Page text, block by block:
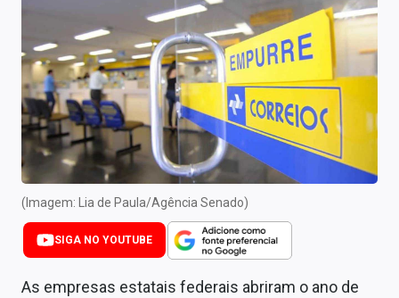
Cotações
Comprar ou vender?
Carteiras Recomendadas
Central de Dividendos
Central de Fundos Imobiliários
Central dos IPOs
Renda Fixa
(Imagem: Lia de Paula/Agência Senado)
SIGA NO YOUTUBE
As empresas estatais federais abriram o ano de